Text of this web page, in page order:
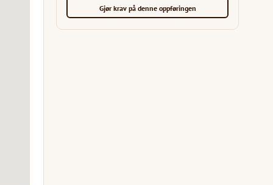
Gjør krav på denne oppføringen